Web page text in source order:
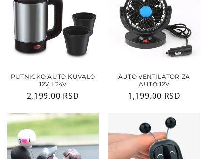
PUTNICKO AUTO KUVALO
12V I 24V
Regularna
2,199.00 RSD
AUTO VENTILATOR ZA
AUTO 12V
Regularna
1,199.00 RSD